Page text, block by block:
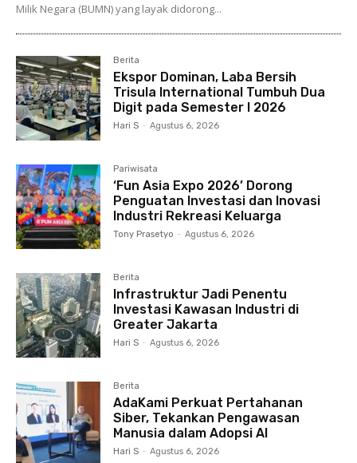
Milik Negara (BUMN) yang layak didorong...
Berita
Ekspor Dominan, Laba Bersih
Trisula International Tumbuh Dua
Digit pada Semester I 2026
Hari S - Agustus 6, 2026
Pariwisata
‘Fun Asia Expo 2026’ Dorong
Penguatan Investasi dan Inovasi
Industri Rekreasi Keluarga
Tony Prasetyo - Agustus 6, 2026
Berita
Infrastruktur Jadi Penentu
Investasi Kawasan Industri di
Greater Jakarta
Hari S - Agustus 6, 2026
Berita
AdaKami Perkuat Pertahanan
Siber, Tekankan Pengawasan
Manusia dalam Adopsi AI
Hari S - Agustus 6, 2026